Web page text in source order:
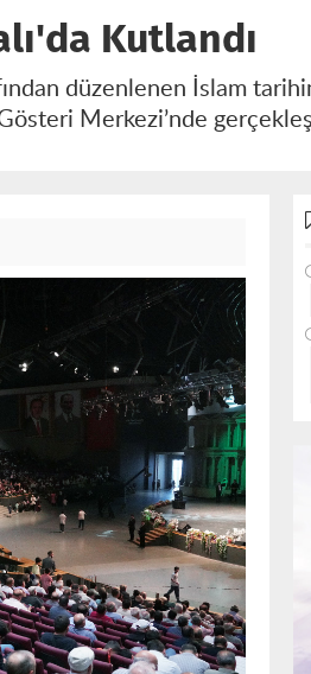
Kutlandı
düzenlenen İslam
Merkezi’nde